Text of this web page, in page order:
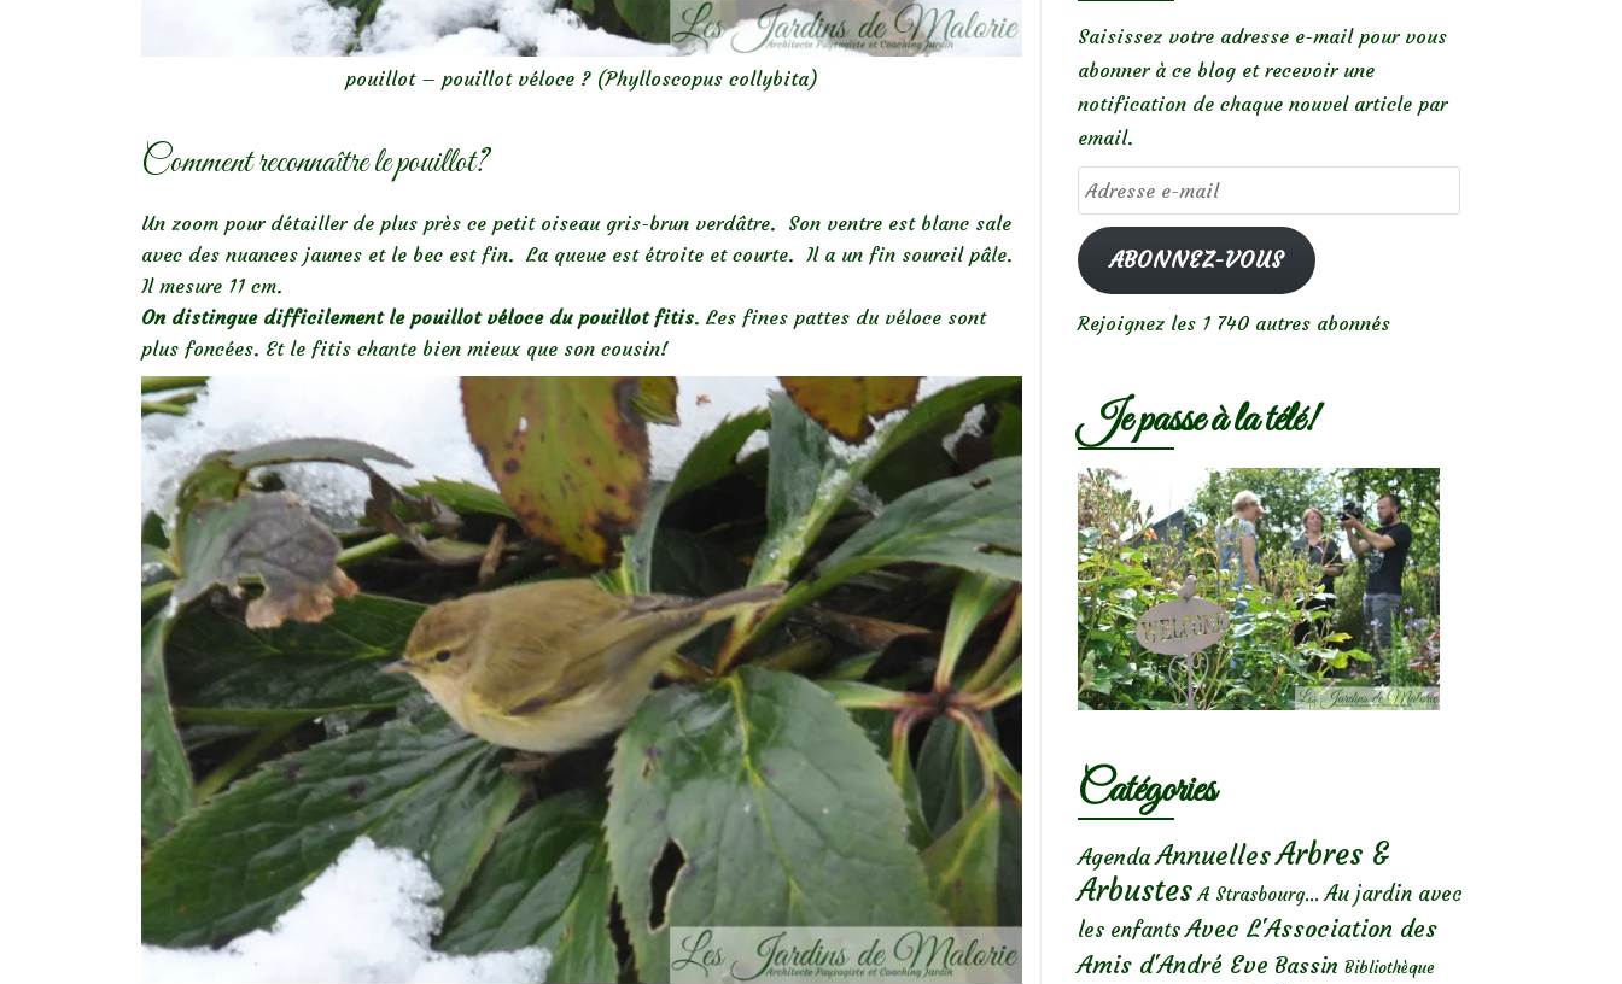
pouillot – pouillot véloce ? (Phylloscopus collybita)
Comment reconnaître le pouillot?
Un zoom pour détailler de plus près ce petit oiseau gris-brun verdâtre. Son ventre est blanc sale
avec des nuances jaunes et le bec est fin. La queue est étroite et courte. Il a un fin sourcil pâle.
Il mesure 11 cm.
On distingue difficilement le pouillot véloce du pouillot fitis. Les fines pattes du véloce sont
plus foncées. Et le fitis chante bien mieux que son cousin!
Saisissez votre adresse e-mail pour vous
abonner à ce blog et recevoir une
notification de chaque nouvel article par
email.
Adresse
e-
mailABONNEZ-VOUS
Rejoignez les 1 740 autres abonnés
Je passe à la télé!
Catégories
Agenda AnnuellesArbres &
Arbustes A Strasbourg... Au jardin avec
les enfants Avec L'Association des
Amis d'André Eve Bassin Bibliothèque